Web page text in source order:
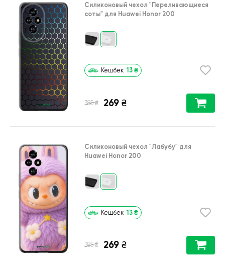
Силиконовый чехол "Переливающиеся
соты" для Huawei Honor 200
Кешбек 13 ₴
385 ₴ 269 ₴
Силиконовый чехол "Лабубу" для
Huawei Honor 200
Кешбек 13 ₴
385 ₴ 269 ₴